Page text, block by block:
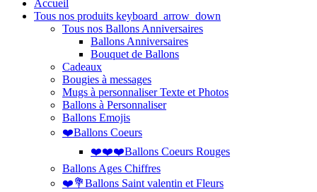
Accueil
Tous nos produits keyboard_arrow_down
Tous nos Ballons Anniversaires
Ballons Anniversaires
Bouquet de Ballons
Cadeaux
Bougies à messages
Mugs à personnaliser Texte et Photos
Ballons à Personnaliser
Ballons Emojis
❤️Ballons Coeurs
❤️❤️❤️Ballons Coeurs Rouges
Ballons Ages Chiffres
❤️💐Ballons Saint valentin et Fleurs